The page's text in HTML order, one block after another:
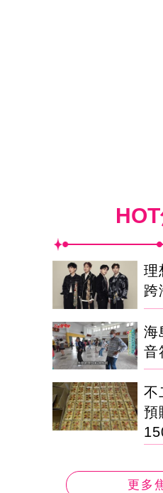
理
跨
海
音
不
預
更多